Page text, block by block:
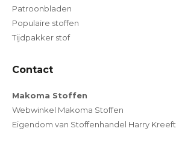
Patroonbladen
Populaire stoffen
Tijdpakker stof
Contact
Makoma Stoffen
Webwinkel Makoma Stoffen
Eigendom van Stoffenhandel Harry Kreeft